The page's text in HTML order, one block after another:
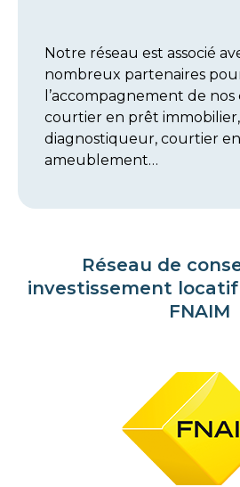
Notre réseau est associé
nombreux partenaires
l’accompagnement de nos
courtier en prêt
diagnostiqueur, courtier
ameublement…
Réseau de
investissement
FNAIM